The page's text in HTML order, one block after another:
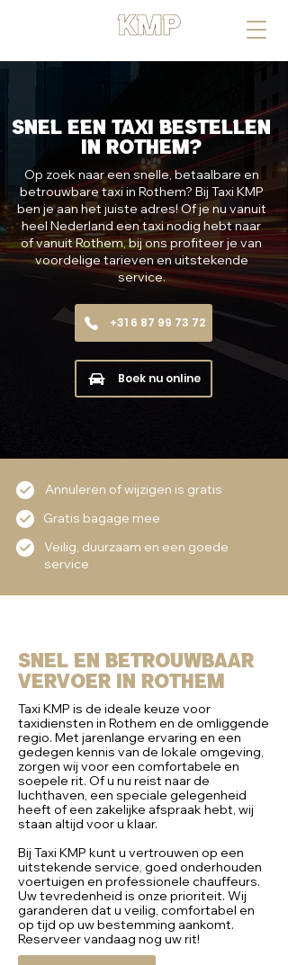
Snel een taxi bestellen
in Rothem?
Op zoek naar een snelle, betaalbare en
betrouwbare taxi in Rothem? Bij Taxi KMP
ben je aan het juiste adres! Of je nu vanuit
heel Nederland een taxi nodig hebt naar
of vanuit Rothem, bij ons profiteer je van
voordelige tarieven en uitstekende
service.
+31 6 87 99 73 72
Boek nu online
Annuleren of wijzigen is gratis
Gratis bagage mee
Veilig, duurzaam en een goede
service
Snel en Betrouwbaar
vervoer in Rothem
Taxi KMP is de ideale keuze voor
taxidiensten in Rothem en de omliggende
regio. Met jarenlange ervaring en een
gedegen kennis van de lokale omgeving,
zorgen wij voor een comfortabele en
soepele rit. Of u nu reist naar de
luchthaven, een speciale gelegenheid
heeft of een zakelijke afspraak hebt, wij
staan altijd voor u klaar.
Bij Taxi KMP kunt u vertrouwen op een
uitstekende service, goed onderhouden
voertuigen en professionele chauffeurs.
Uw tevredenheid is onze prioriteit. Wij
garanderen dat u veilig, comfortabel en
op tijd op uw bestemming aankomt.
Reserveer vandaag nog uw rit!